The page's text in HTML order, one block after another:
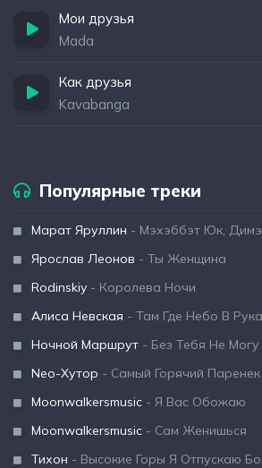
Мои друзья
Mada
Как друзья
Kavabanga
Популярные треки
Марат Яруллин - Мэхэббэт Юк,
Ярослав Леонов - Ты Женщина
Rodinskiy - Королева Ночи
Алиса Невская - Там Где Небо В
Ночной Маршрут - Без Тебя Не Могу
Neo-Хутор - Самый Горячий
Moonwalkersmusic - Я Вас Обожаю
Moonwalkersmusic - Сам Женишься
Тихон - Высокие Горы Я Отпускаю